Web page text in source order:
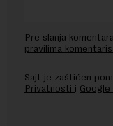
Pre slanja
pravilima
Sajt je zaštićen
Privatnosti i Google